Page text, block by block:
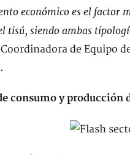
económico es el factor
tisú, siendo ambas
de Equipo
consumo y producción